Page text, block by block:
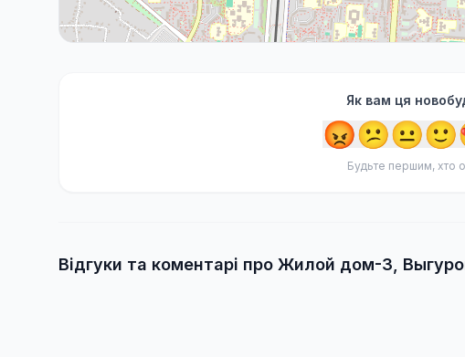
Як вам ця
😡😕😐🙂
Будьте першим, хто
Відгуки та коментарі про Жилой дом-3,